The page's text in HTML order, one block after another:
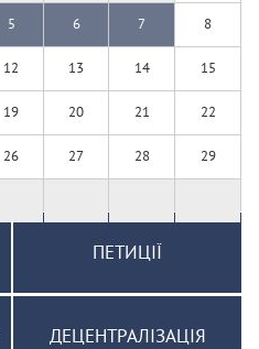
5 6 7 8
12 13 14 15
19 20 21 22
26 27 28 29
ПЕТИЦІЇ
ДЕЦЕНТРАЛІЗАЦІЯ